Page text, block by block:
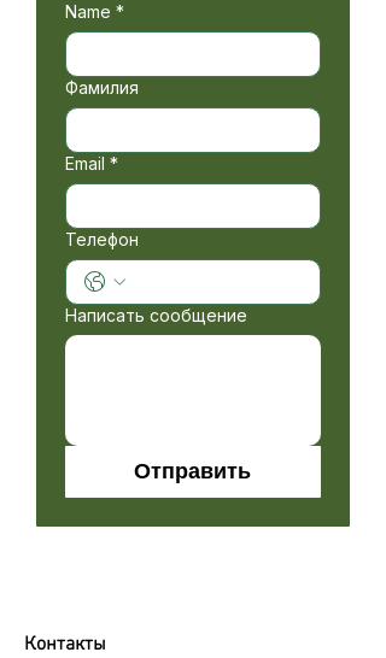
Name *
Фамилия
Email *
Телефон
Написать сообщение
Отправить
Контакты